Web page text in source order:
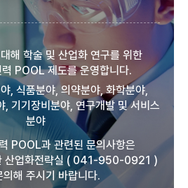
해 학술 및 산업화 연구를 위한
POOL 제도를 운영합니다.
, 식품분야, 의약분야, 화학분야,
, 기기장비분야, 연구개발 및 서비스
분야
POOL과 관련된 문의사항은
산업화전략실 ( 041-950-0921 )
의해 주시기 바랍니다.